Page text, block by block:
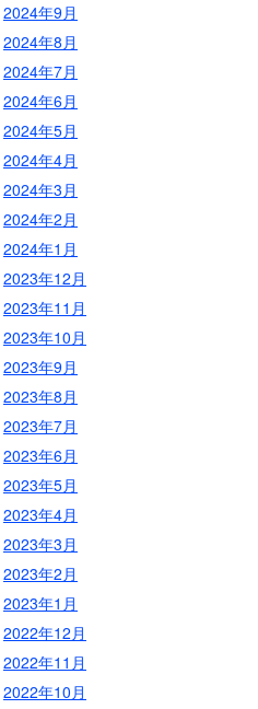
2024年9月
2024年8月
2024年7月
2024年6月
2024年5月
2024年4月
2024年3月
2024年2月
2024年1月
2023年12月
2023年11月
2023年10月
2023年9月
2023年8月
2023年7月
2023年6月
2023年5月
2023年4月
2023年3月
2023年2月
2023年1月
2022年12月
2022年11月
2022年10月